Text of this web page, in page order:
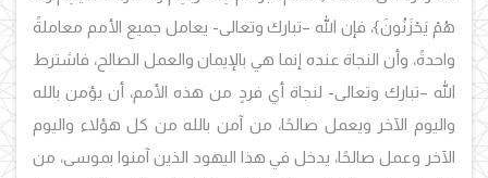
هُمْ يَحْزَنُونَ}، فإن الله –تبارك وتعالى- يعامل جميع الأمم معاملةً
واحدةً، وأن النجاة عنده إنما هي بالإيمان والعمل الصالح، فاشترط
الله –تبارك وتعالى- لنجاة أي فردٍ من هذه الأمم، أن يؤمن بالله
واليوم الآخر ويعمل صالحًا، من آمن بالله من كل هؤلاء واليوم
الآخر وعمل صالحًا، يدخل في هذا اليهود الذين آمنوا بموسى، من